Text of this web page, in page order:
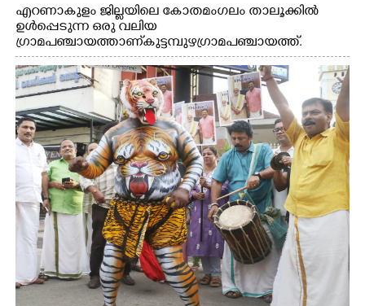
എറണാകുളം ജില്ലയിലെ കോതമംഗലം താലൂക്കിൽ
ഉൾപ്പെടുന്ന ഒരു വലിയ
ഗ്രാമപഞ്ചായത്താണ് കുട്ടമ്പുഴ ഗ്രാമ പഞ്ചായത്ത്.
ആദിവാസി ഊരുകളായ വെള്ളാരംകുത്ത്, കത്തിപ്പാറ,
ഉറിയംപെട്ടി, തേക്കല്ല്, വെട്ടിക്കല്ല്, മഞ്ചപ്പാറ എന്നീ ആറു
സ്ഥലങ്ങളിലേക്കുള്ള പ്രധാന സഞ്ചാര മാർഗമാണ് ഈ
കാണുന്ന കടത്ത് വള്ളം